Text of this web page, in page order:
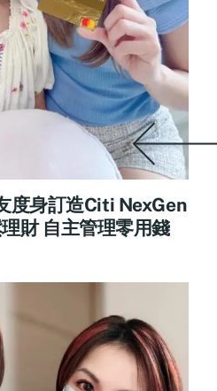
度身訂造Citi NexGen
財 自主管理零用錢